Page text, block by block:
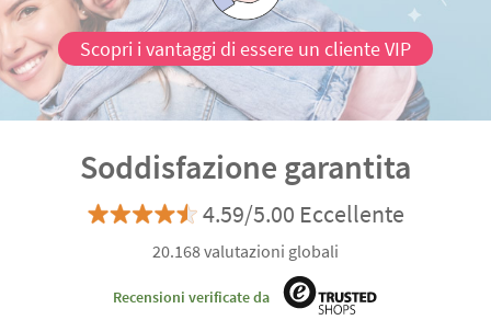
Scopri i vantaggi di essere un cliente VIP
Soddisfazione garantita
4.59/5.00 Eccellente
20.168 valutazioni globali
Recensioni verificate da